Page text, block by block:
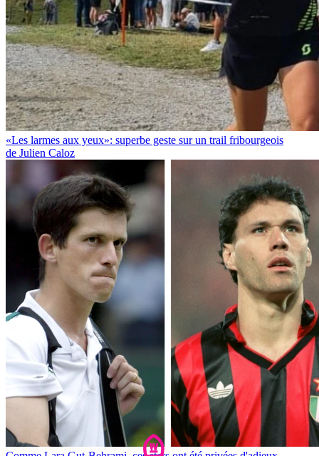
«Les larmes aux yeux»: superbe geste sur un trail fribourgeois
de Julien Caloz